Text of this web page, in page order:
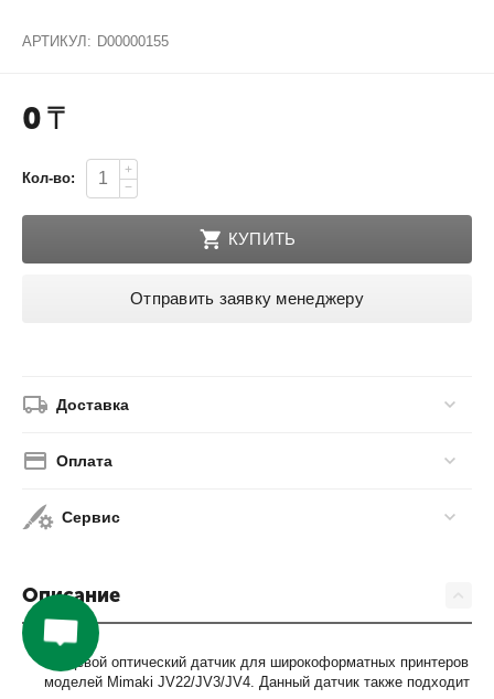
АРТИКУЛ: D00000155
0₸
Кол-во:
+
−
КУПИТЬ
Отправить заявку менеджеру
Доставка
Оплата
Сервис
Описание
Концевой оптический датчик для широкоформатных принтеров
моделей Mimaki JV22/JV3/JV4. Данный датчик также подходит